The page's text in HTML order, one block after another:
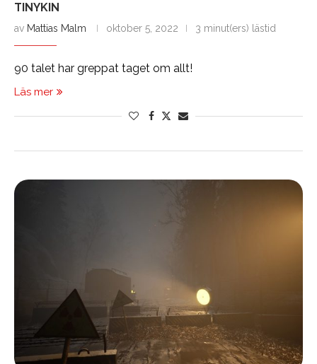
TINYKIN
av Mattias Malm oktober 5, 2022 3 minut(ers) lästid
90 talet har greppat taget om allt!
Läs mer